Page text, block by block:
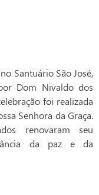
Santuário São José,
Dom Nivaldo dos
foi realizada
Senhora da Graça.
renovaram seu
da paz e da